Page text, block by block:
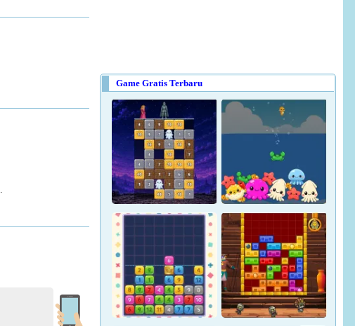
Wall Hop
Game Gratis Terbaru
Magic Stone Puzzle: The
Petrified Prince
Osakana Game